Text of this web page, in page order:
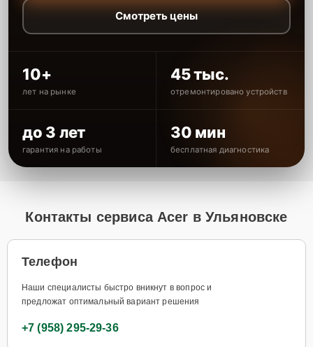
Смотреть цены
10+
лет на рынке
45 тыс.
отремонтировано устройств
до 3 лет
гарантия на работы
30 мин
бесплатная диагностика
Контакты сервиса Acer в Ульяновске
Телефон
Наши специалисты быстро вникнут в вопрос и
предложат оптимальный вариант решения
+7 (958) 295-29-36